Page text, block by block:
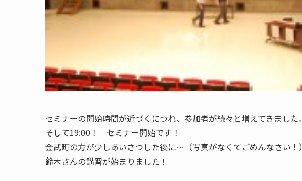
セミナーの開始時間が近づくにつれ、参加者が続々と増えてきました。
そして19:00！ セミナー開始です！
金武町の方が少しあいさつした後に…（写真がなくてごめんなさい！）
鈴木さんの講習が始まりました！